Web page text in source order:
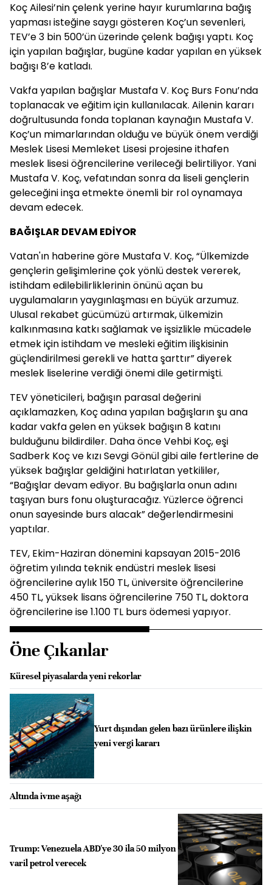
Koç Ailesi’nin çelenk yerine hayır kurumlarına bağış
yapması isteğine saygı gösteren Koç’un sevenleri,
TEV’e 3 bin 500’ün üzerinde çelenk bağışı yaptı. Koç
için yapılan bağışlar, bugüne kadar yapılan en yüksek
bağışı 8’e katladı.
Vakfa yapılan bağışlar Mustafa V. Koç Burs Fonu’nda
toplanacak ve eğitim için kullanılacak. Ailenin kararı
doğrultusunda fonda toplanan kaynağın Mustafa V.
Koç’un mimarlarından olduğu ve büyük önem verdiği
Meslek Lisesi Memleket Lisesi projesine ithafen
meslek lisesi öğrencilerine verileceği belirtiliyor. Yani
Mustafa V. Koç, vefatından sonra da liseli gençlerin
geleceğini inşa etmekte önemli bir rol oynamaya
devam edecek.
BAĞIŞLAR DEVAM EDİYOR
Vatan'ın haberine göre Mustafa V. Koç, “Ülkemizde
gençlerin gelişimlerine çok yönlü destek vererek,
istihdam edilebilirliklerinin önünü açan bu
uygulamaların yaygınlaşması en büyük arzumuz.
Ulusal rekabet gücümüzü artırmak, ülkemizin
kalkınmasına katkı sağlamak ve işsizlikle mücadele
etmek için istihdam ve mesleki eğitim ilişkisinin
güçlendirilmesi gerekli ve hatta şarttır” diyerek
meslek liselerine verdiği önemi dile getirmişti.
TEV yöneticileri, bağışın parasal değerini
açıklamazken, Koç adına yapılan bağışların şu ana
kadar vakfa gelen en yüksek bağışın 8 katını
bulduğunu bildirdiler. Daha önce Vehbi Koç, eşi
Sadberk Koç ve kızı Sevgi Gönül gibi aile fertlerine de
yüksek bağışlar geldiğini hatırlatan yetkililer,
“Bağışlar devam ediyor. Bu bağışlarla onun adını
taşıyan burs fonu oluşturacağız. Yüzlerce öğrenci
onun sayesinde burs alacak” değerlendirmesini
yaptılar.
TEV, Ekim-Haziran dönemini kapsayan 2015-2016
öğretim yılında teknik endüstri meslek lisesi
öğrencilerine aylık 150 TL, üniversite öğrencilerine
450 TL, yüksek lisans öğrencilerine 750 TL, doktora
öğrencilerine ise 1.100 TL burs ödemesi yapıyor.
Öne Çıkanlar
Küresel piyasalarda yeni rekorlar
Yurt dışından gelen bazı ürünlere ilişkin
yeni vergi kararı
Altında ivme aşağı
Trump: Venezuela ABD'ye 30 ila 50 milyon
varil petrol verecek